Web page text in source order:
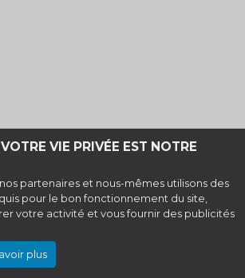
VIE PRIVÉE EST NOTRE
partenaires et nous-mêmes utilisons des
pour le bon fonctionnement du site,
votre activité et vous fournir des publicités
plus